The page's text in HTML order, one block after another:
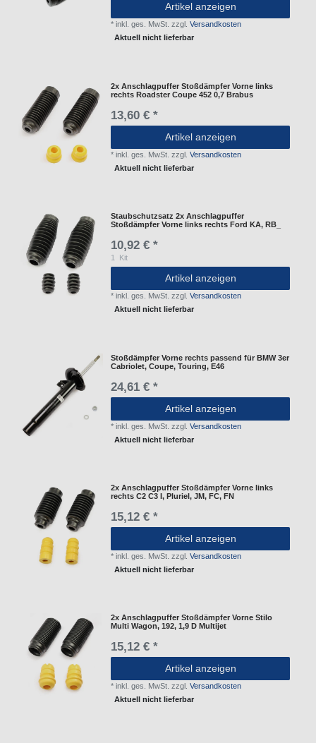
Artikel anzeigen
*inkl. ges. MwSt. zzgl.Versandkosten
Aktuell nicht lieferbar
2x Anschlagpuffer Stoßdämpfer Vorne links
rechts Roadster Coupe 452 0,7 Brabus
13,60 € *
Artikel anzeigen
*inkl. ges. MwSt. zzgl.Versandkosten
Aktuell nicht lieferbar
Staubschutzsatz 2x Anschlagpuffer
Stoßdämpfer Vorne links rechts Ford KA, RB_
10,92 € *
1 Kit
Artikel anzeigen
*inkl. ges. MwSt. zzgl.Versandkosten
Aktuell nicht lieferbar
Stoßdämpfer Vorne rechts passend für BMW 3er
Cabriolet, Coupe, Touring, E46
24,61 € *
Artikel anzeigen
*inkl. ges. MwSt. zzgl.Versandkosten
Aktuell nicht lieferbar
2x Anschlagpuffer Stoßdämpfer Vorne links
rechts C2 C3 I, Pluriel, JM, FC, FN
15,12 € *
Artikel anzeigen
*inkl. ges. MwSt. zzgl.Versandkosten
Aktuell nicht lieferbar
2x Anschlagpuffer Stoßdämpfer Vorne Stilo
Multi Wagon, 192, 1,9 D Multijet
15,12 € *
Artikel anzeigen
*inkl. ges. MwSt. zzgl.Versandkosten
Aktuell nicht lieferbar